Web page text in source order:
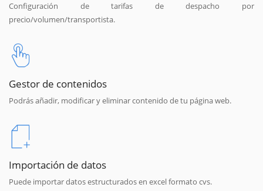
Configuración de tarifas de despacho por
precio/volumen/transportista.
Gestor de contenidos
Podrás añadir, modificar y eliminar contenido de tu página web.
Importación de datos
Puede importar datos estructurados en excel formato cvs.